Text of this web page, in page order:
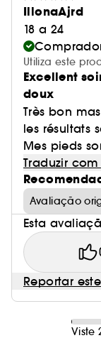
IllonaAjrd
18 a 24
Utiliza este
Excellent
doux
Très bon
les résultats
Mes pieds
Traduzir
Avaliação
Esta
Reportar
Viste